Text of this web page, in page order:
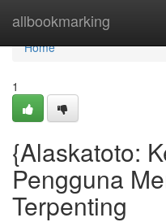
allbookmarking
Home
Home
1
{Alaskatoto:
Pengguna
Terpenting